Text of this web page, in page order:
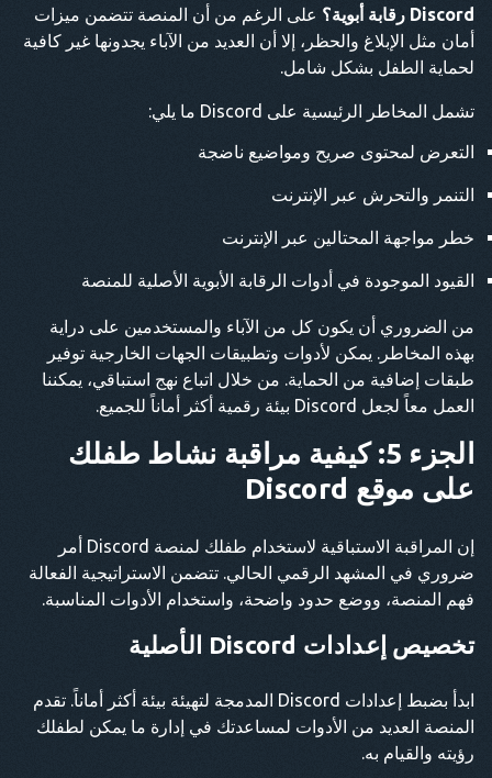
Discord رقابة أبوية؟
على الرغم من أن المنصة تتضمن ميزات
أمان مثل الإبلاغ والحظر، إلا أن العديد من الآباء يجدونها غير كافية
لحماية الطفل بشكل شامل.
تشمل المخاطر الرئيسية على Discord ما يلي:
التعرض لمحتوى صريح ومواضيع ناضجة
التنمر والتحرش عبر الإنترنت
خطر مواجهة المحتالين عبر الإنترنت
القيود الموجودة في أدوات الرقابة الأبوية الأصلية للمنصة
من الضروري أن يكون كل من الآباء والمستخدمين على دراية
بهذه المخاطر. يمكن لأدوات وتطبيقات الجهات الخارجية توفير
طبقات إضافية من الحماية. من خلال اتباع نهج استباقي، يمكننا
العمل معاً لجعل Discord بيئة رقمية أكثر أماناً للجميع.
الجزء 5: كيفية مراقبة نشاط طفلك
على موقع Discord
إن المراقبة الاستباقية لاستخدام طفلك لمنصة Discord أمر
ضروري في المشهد الرقمي الحالي. تتضمن الاستراتيجية الفعالة
فهم المنصة، ووضع حدود واضحة، واستخدام الأدوات المناسبة.
تخصيص إعدادات Discord الأصلية
ابدأ بضبط إعدادات Discord المدمجة لتهيئة بيئة أكثر أماناً. تقدم
المنصة العديد من الأدوات لمساعدتك في إدارة ما يمكن لطفلك
رؤيته والقيام به.